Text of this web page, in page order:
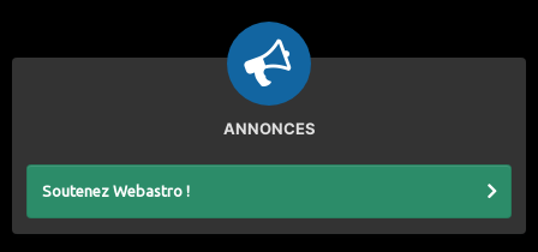
ANNONCES
Soutenez Webastro !